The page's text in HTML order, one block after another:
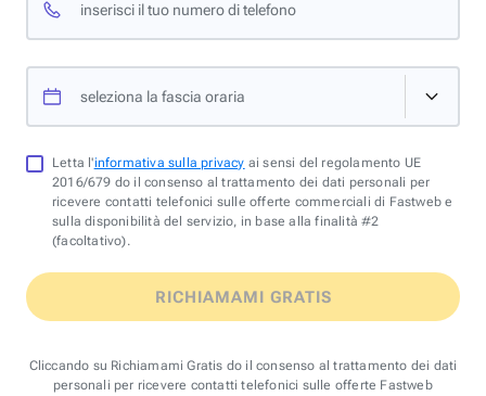
inserisci il tuo numero di telefono
seleziona la fascia oraria
Letta l'informativa sulla privacy ai sensi del regolamento UE
2016/679 do il consenso al trattamento dei dati personali per
ricevere contatti telefonici sulle offerte commerciali di Fastweb e
sulla disponibilità del servizio, in base alla finalità #2
(facoltativo).
RICHIAMAMI GRATIS
Cliccando su Richiamami Gratis do il consenso al trattamento dei dati
personali per ricevere contatti telefonici sulle offerte Fastweb